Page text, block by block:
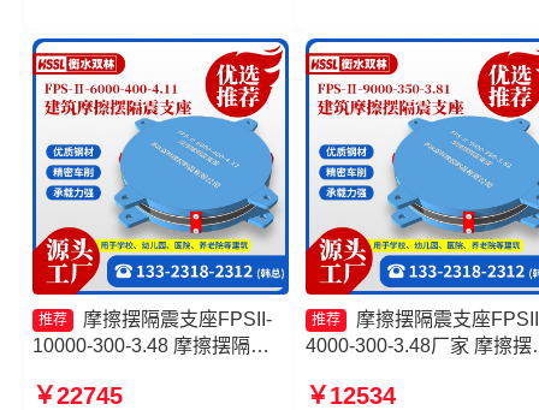
推荐
摩擦摆隔震支座FPSII-
10000-300-3.48 摩擦摆隔震
头工厂 摩擦摆隔震支座FPSII-
￥22745
推荐
摩擦摆隔震支座
4000-300-3.48厂家 摩擦摆
生产厂家 摩擦摆支座JZQZ-
￥12534